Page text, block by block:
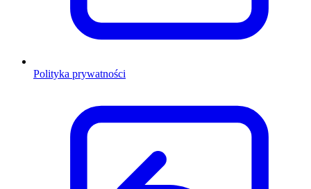
Polityka prywatności